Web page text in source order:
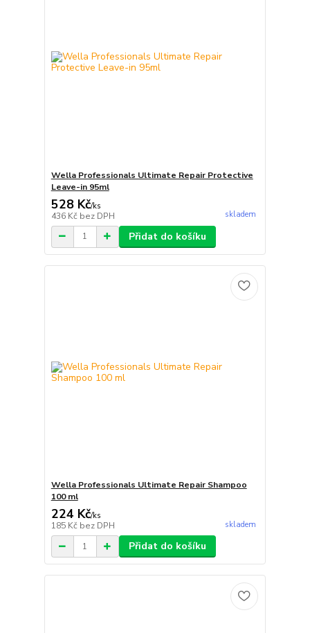
Wella Professionals Ultimate Repair Protective
Leave-in 95ml
528 Kč/ks
436 Kč bez DPH skladem
Přidat do košíku
Wella Professionals Ultimate Repair Shampoo
100 ml
224 Kč/ks
185 Kč bez DPH skladem
Přidat do košíku